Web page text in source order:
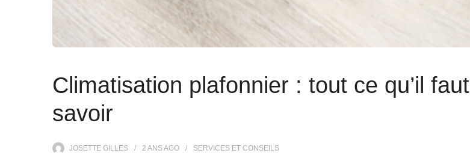
Climatisation plafonnier : tout ce qu’il faut
savoir
JOSETTE GILLES 2 ANSAGO SERVICES ET CONSEILS